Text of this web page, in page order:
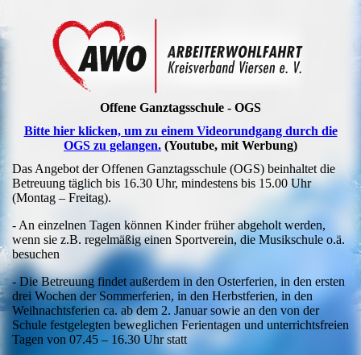
Offene Ganztagsschule - OGS
Bitte hier klicken, um zu einem Videorundgang durch die
OGS zu gelangen. (Youtube, mit Werbung)
Das Angebot der Offenen Ganztagsschule (OGS) beinhaltet die
Betreuung täglich bis 16.30 Uhr, mindestens bis 15.00 Uhr
(Montag – Freitag).
- An einzelnen Tagen können Kinder früher abgeholt werden,
wenn sie z.B. regelmäßig einen Sportverein, die Musikschule o.ä.
besuchen
- Die Betreuung findet außerdem in den Osterferien, in den ersten
drei Wochen der Sommerferien, in den Herbstferien, in den
Weihnachtsferien ca. ab dem 2. Januar sowie an den von der
Schule festgelegten beweglichen Ferientagen und unterrichtsfreien
Tagen von 07.45 – 16.30 Uhr statt